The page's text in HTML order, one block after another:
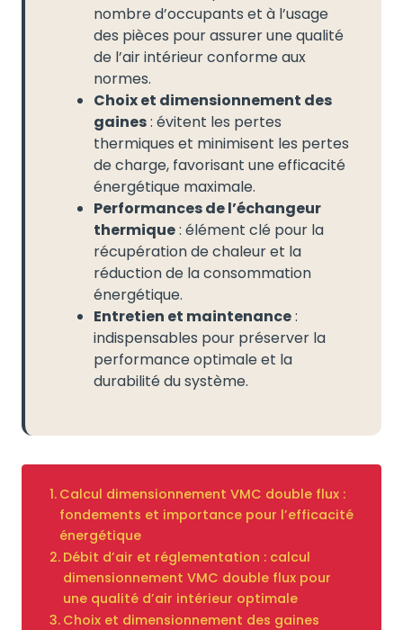
nombre d’occupants et à l’usage
des pièces pour assurer une qualité
de l’air intérieur conforme aux
normes.
Choix et dimensionnement des
gaines: évitent les pertes
thermiques et minimisent les pertes
de charge, favorisant une efficacité
énergétique maximale.
Performances de l’échangeur
thermique: élément clé pour la
récupération de chaleur et la
réduction de la consommation
énergétique.
Entretien et maintenance:
indispensables pour préserver la
performance optimale et la
durabilité du système.
Calcul dimensionnement VMC double flux :
fondements et importance pour l’efficacité
énergétique
Débit d’air et réglementation : calcul
dimensionnement VMC double flux pour
une qualité d’air intérieur optimale
Choix et dimensionnement des gaines